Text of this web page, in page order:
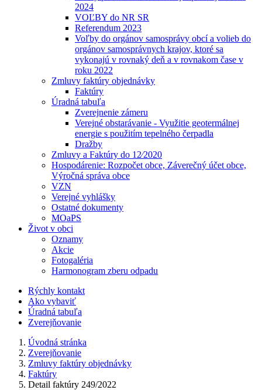
2024
VOĽBY do NR SR
Referendum 2023
Voľby do orgánov samosprávy obcí a volieb do
orgánov samosprávnych krajov, ktoré sa
vykonajú v rovnaký deň a v rovnakom čase v
roku 2022
Zmluvy faktúry objednávky
Faktúry
Úradná tabuľa
Zverejnenie zámeru
Verejné obstarávanie - Využitie geotermálnej
energie s použitím tepelného čerpadla
Dražby
Zmluvy a Faktúry do 12⁄2020
Hospodárenie: Rozpočet obce, Záverečný účet obce,
Výročná správa obce
VZN
Verejné vyhlášky
Ostatné dokumenty
MOaPS
Život v obci
Oznamy
Akcie
Fotogaléria
Harmonogram zberu odpadu
Rýchly kontakt
Ako vybaviť
Úradná tabuľa
Zverejňovanie
Úvodná stránka
Zverejňovanie
Zmluvy faktúry objednávky
Faktúry
Detail faktúry 249/2022